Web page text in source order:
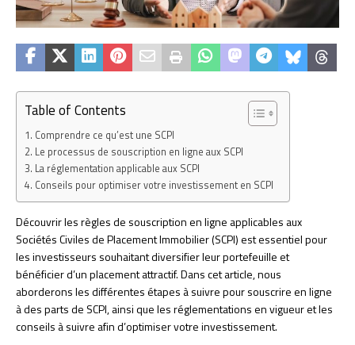
Table of Contents
Comprendre ce qu’est une SCPI
Le processus de souscription en ligne aux SCPI
La réglementation applicable aux SCPI
Conseils pour optimiser votre investissement en SCPI
Découvrir les règles de souscription en ligne applicables aux
Sociétés Civiles de Placement Immobilier (SCPI) est essentiel pour
les investisseurs souhaitant diversifier leur portefeuille et
bénéficier d’un placement attractif. Dans cet article, nous
aborderons les différentes étapes à suivre pour souscrire en ligne
à des parts de SCPI, ainsi que les réglementations en vigueur et les
conseils à suivre afin d’optimiser votre investissement.